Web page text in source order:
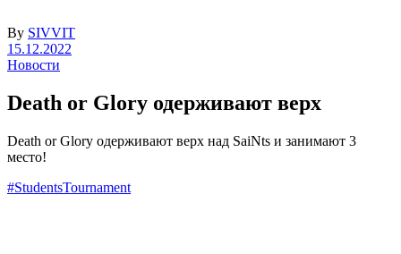
By SIVVIT
15.12.2022
Новости
Death or Glory одерживают верх
Death or Glory одерживают верх над SaiNts и занимают 3
место!
#StudentsTournament